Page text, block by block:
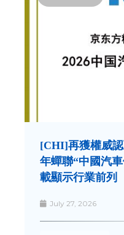
[CHI]再獲權威
年蟬聯“中國汽
載顯示行業前列
July 27, 2026